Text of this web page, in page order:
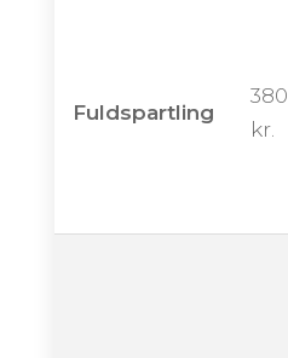
Fuldspartling
380
kr.